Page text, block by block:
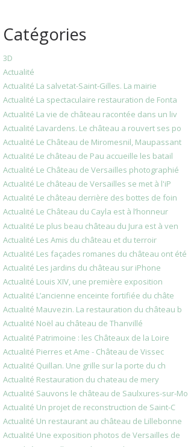
Catégories
3D
Actualité
Actualité La salvetat-Saint-Gilles. La mairie
Actualité La spectaculaire restauration de Fonta
Actualité La vie de château racontée dans un liv
Actualité Lavardens. Le château a rouvert ses po
Actualité Le Château de Miromesnil, Maupassant
Actualité Le château de Pau accueille les batail
Actualité Le Château de Versailles photographié
Actualité Le château de Versailles se met à l'iP
Actualité Le château derrière des bottes de foin
Actualité Le Château du Cayla est à l’honneur
Actualité Le plus beau château du Jura est à ven
Actualité Les Amis du château et du terroir
Actualité Les façades romanes du château ont été
Actualité Les jardins du château sur iPhone
Actualité Louis XIV, une première exposition
Actualité L’ancienne enceinte fortifiée du châte
Actualité Mauvezin. La restauration du château b
Actualité Noël au château de Thanvillé
Actualité Patrimoine : les Châteaux de la Loire
Actualité Pierres et Ame - Château de Vissec
Actualité Quillan. Une grille sur la porte du ch
Actualité Restauration du chateau de mery
Actualité Sauvons le château de Saulxures-sur-Mo
Actualité Un projet de reconstruction de Saint-C
Actualité Un restaurant au château de Lillebonne
Actualité Une exposition photos de Versailles de